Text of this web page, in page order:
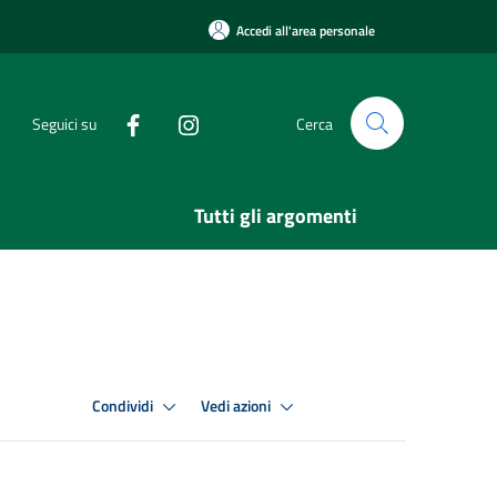
Accedi all'area personale
Seguici su Cerca
Tutti gli argomenti
Condividi Vedi azioni